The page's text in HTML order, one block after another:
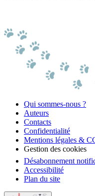
Qui sommes-nous ?
Auteurs
Contacts
Confidentialité
Mentions légales &
Gestion des cookies
Désabonnement
Accessibilité
Plan du site